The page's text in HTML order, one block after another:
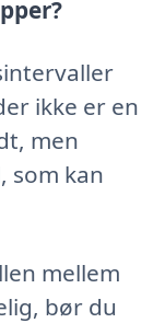
ikke er en
men
som kan
mellem
bør du